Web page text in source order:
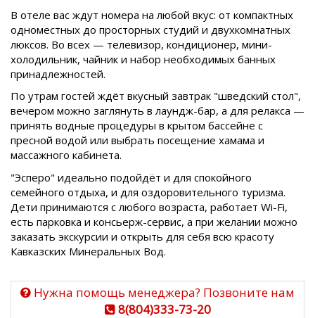
В отеле вас ждут номера на любой вкус: от компактных
одноместных до просторных студий и двухкомнатных
люксов. Во всех — телевизор, кондиционер, мини-
холодильник, чайник и набор необходимых банных
принадлежностей.
По утрам гостей ждёт вкусный завтрак "шведский стол",
вечером можно заглянуть в лаундж-бар, а для релакса —
принять водные процедуры в крытом бассейне с
пресной водой или выбрать посещение хамама и
массажного кабинета.
"Эсперо" идеально подойдёт и для спокойного
семейного отдыха, и для оздоровительного туризма.
Дети принимаются с любого возраста, работает Wi-Fi,
есть парковка и консьерж-сервис, а при желании можно
заказать экскурсии и открыть для себя всю красоту
Кавказских Минеральных Вод.
Нужна помощь менеджера? Позвоните нам
8(804)333-73-20